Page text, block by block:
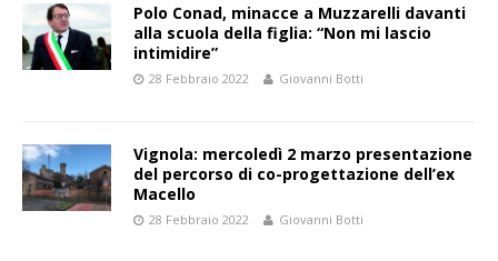
Polo Conad, minacce a Muzzarelli davanti
alla scuola della figlia: “Non mi lascio
intimidire”
28 Febbraio 2022 Giovanni Botti
Vignola: mercoledì 2 marzo presentazione
del percorso di co-progettazione dell’ex
Macello
28 Febbraio 2022 Giovanni Botti